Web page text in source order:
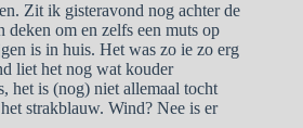
Zit ik gisteravond nog achter de
deken om en zelfs een muts op
is in huis. Het was zo ie zo erg
liet het nog wat kouder
het is (nog) niet allemaal tocht
strakblauw. Wind? Nee is er